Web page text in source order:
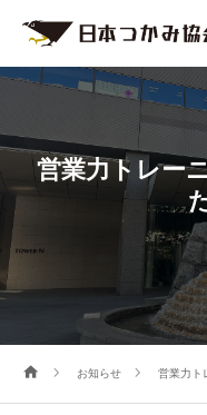
営業力トレー
お知らせ 営業力ト